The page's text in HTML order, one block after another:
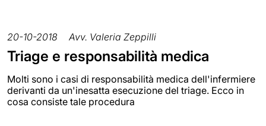
20-10-2018 Avv. Valeria Zeppilli
Triage e responsabilità medica
Molti sono i casi di responsabilità medica dell'infermiere
derivanti da un'inesatta esecuzione del triage. Ecco in
cosa consiste tale procedura